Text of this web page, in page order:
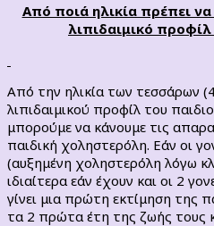
Από ποιά ηλικία πρέπει
λιπιδαιμικό
Από την ηλικία των τεσσάρων
λιπιδαιμικού προφίλ του
μπορούμε να κάνουμε τις
παιδική χοληστερόλη. Εάν οι
(αυξημένη χοληστερόλη λόγω
ιδιαίτερα εάν έχουν και οι 2
γίνει μια πρώτη εκτίμηση της
τα 2 πρώτα έτη της ζωής τους